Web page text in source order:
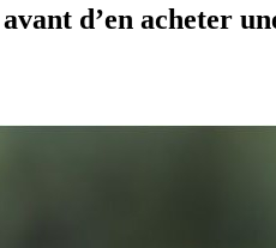
d’en acheter